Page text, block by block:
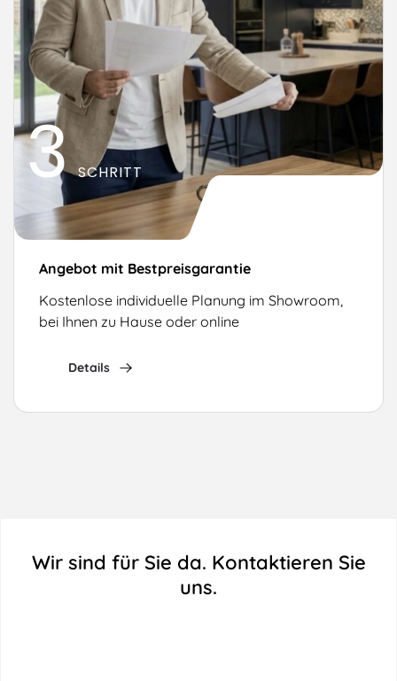
3 SCHRITT
Angebot mit Bestpreisgarantie
Kostenlose individuelle Planung im Showroom,
bei Ihnen zu Hause oder online
Details
Wir sind für Sie da. Kontaktieren Sie
uns.